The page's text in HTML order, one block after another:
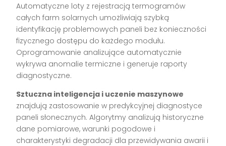
Automatyczne loty z rejestracją termogramów
całych farm solarnych umożliwiają szybką
identyfikację problemowych paneli bez konieczności
fizycznego dostępu do każdego modułu.
Oprogramowanie analizujące automatycznie
wykrywa anomalie termiczne i generuje raporty
diagnostyczne.
Sztuczna inteligencja i uczenie maszynowe
znajdują zastosowanie w predykcyjnej diagnostyce
paneli słonecznych. Algorytmy analizują historyczne
dane pomiarowe, warunki pogodowe i
charakterystyki degradacji dla przewidywania awarii i